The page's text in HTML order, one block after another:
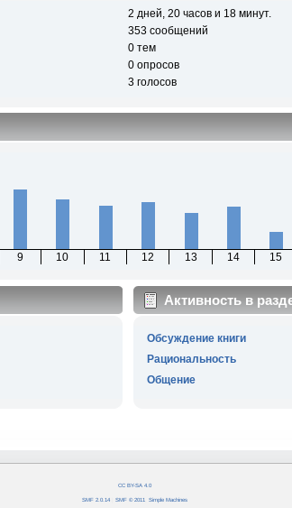
2 дней, 20 часов и 18 минут.
353 сообщений
0 тем
0 опросов
3 голосов
9 10 11 12 13 14 15
Активность в
Обсуждение книги
Рациональность
Общение
CC BY-SA 4.0
SMF 2.0.14 SMF © 2011 Simple Machines